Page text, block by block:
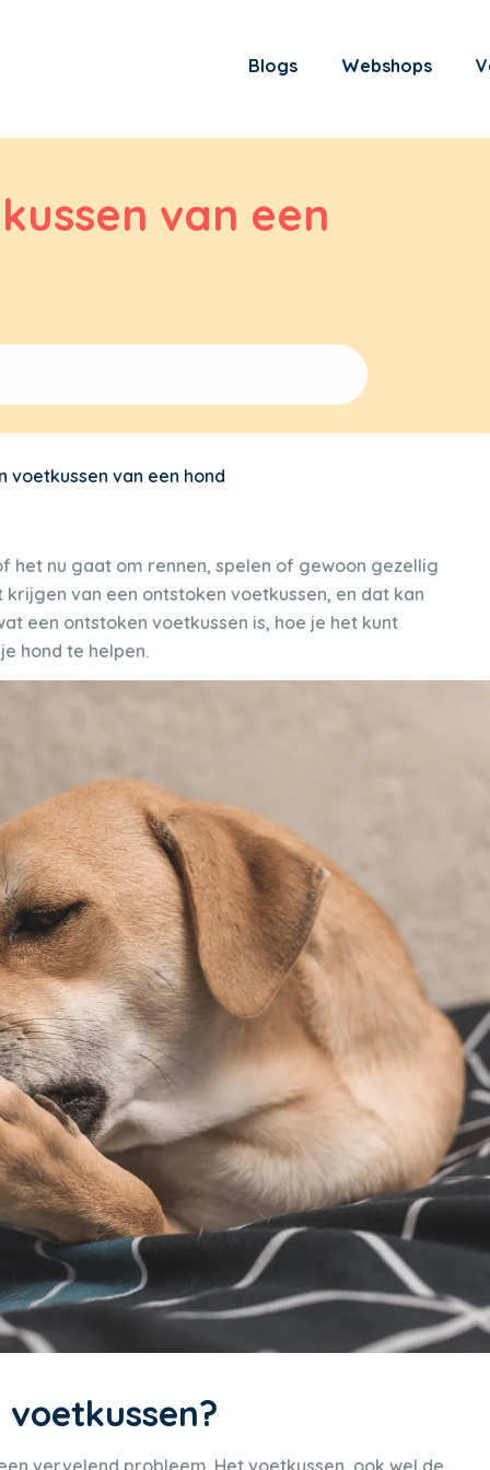
Blogs Webshops
van een
voetkussen van een hond
nu gaat om rennen, spelen of gewoon gezellig
van een ontstoken voetkussen, en dat kan
een ontstoken voetkussen is, hoe je het kunt
hond te helpen.
vervelend probleem. Het voetkussen, ook wel de